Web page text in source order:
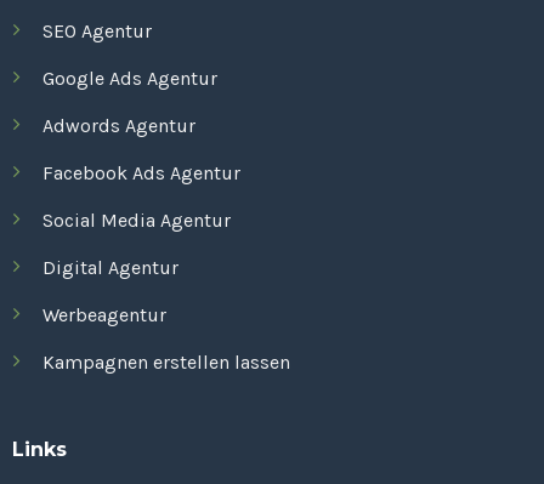
SEO Agentur
Google Ads Agentur
Adwords Agentur
Facebook Ads Agentur
Social Media Agentur
Digital Agentur
Werbeagentur
Kampagnen erstellen lassen
Links